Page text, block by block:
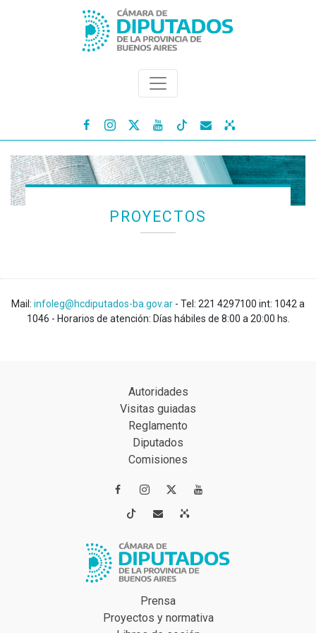
   
PROYECTOS
Mail: infoleg@hcdiputados-ba.gov.ar - Tel: 221 4297100 int: 1042 a
1046 - Horarios de atención: Días hábiles de 8:00 a 20:00 hs.
Autoridades
Visitas guiadas
Reglamento
Diputados
Comisiones
 
 
Prensa
Proyectos y normativa